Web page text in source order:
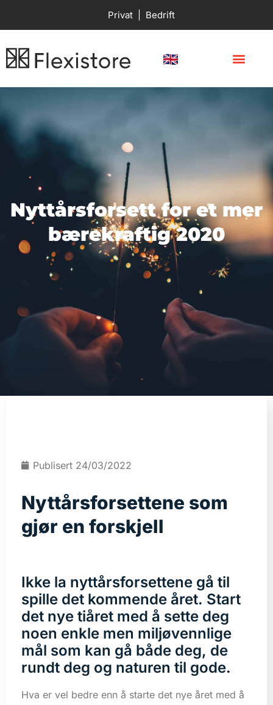
Privat| Bedrift
Nyttårsforsett for et mer
bærekraftig 2020
Publisert 24/03/2022
Nyttårsforsettene som
gjør en forskjell
Ikke la nyttårsforsettene gå til
spille det kommende året. Start
det nye tiåret med å sette deg
noen enkle men miljøvennlige
mål som kan gå både deg, de
rundt deg og naturen til gode.
Hva er vel bedre enn å starte det nye året med å